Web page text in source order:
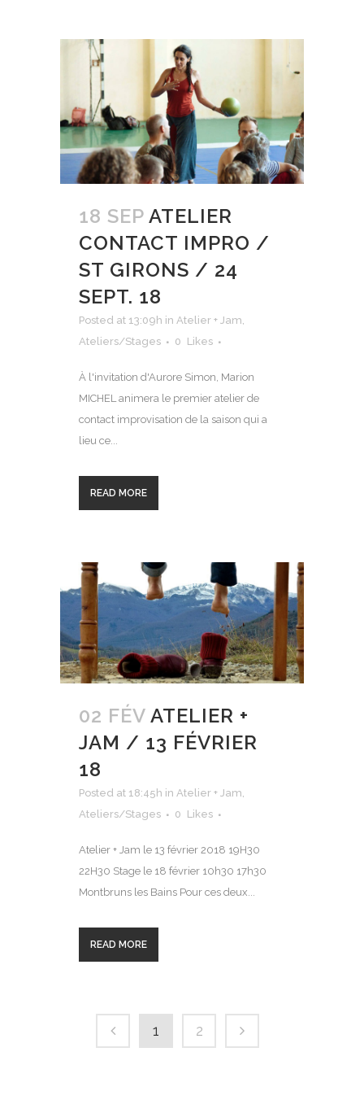
18 SEP ATELIER
CONTACT IMPRO /
ST GIRONS / 24
SEPT. 18
Posted at 13:09h in Atelier + Jam
Ateliers/Stages
0 Likes
À l'invitation d'Aurore Simon, Marion
MICHEL animera le premier atelier de
contact improvisation de la saison qui a
lieu ce...
READ MORE
02 FÉV ATELIER +
JAM / 13 FÉVRIER
18
Posted at 18:45h in Atelier + Jam,
Ateliers/Stages
0 Likes
Atelier + Jam le 13 février 2018 19H30
22H30 Stage le 18 février 10h30 17h30
Montbruns les Bains Pour ces deux...
READ MORE
1 2